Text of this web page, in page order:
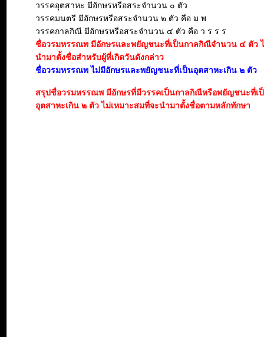
วรรคอุตสาหะ มีอักษรหรือสระจำนวน ๐ ตัว
วรรคมนตรี มีอักษรหรือสระจำนวน ๒ ตัว คือ ม พ
วรรคกาลกิณี มีอักษรหรือสระจำนวน ๔ ตัว คือ ว ร ร ร
ชื่อวรมหรรณพ มีอักษรและพยัญชนะที่เป็นกาลกิณีจำนวน ๔ ตัว
นำมาตั้งชื่อสำหรับผู้ที่เกิดวันดังกล่าว
ชื่อวรมหรรณพ ไม่มีอักษรและพยัญชนะที่เป็นอุตสาหะเกิน ๒ ตัว
สรุปชื่อวรมหรรณพ มีอักษรที่มีวรรคเป็นกาลกิณีหรือพยัญชนะที่เ
อุตสาหะเกิน ๒ ตัว ไม่เหมาะสมที่จะนำมาตั้งชื่อตามหลักทักษา